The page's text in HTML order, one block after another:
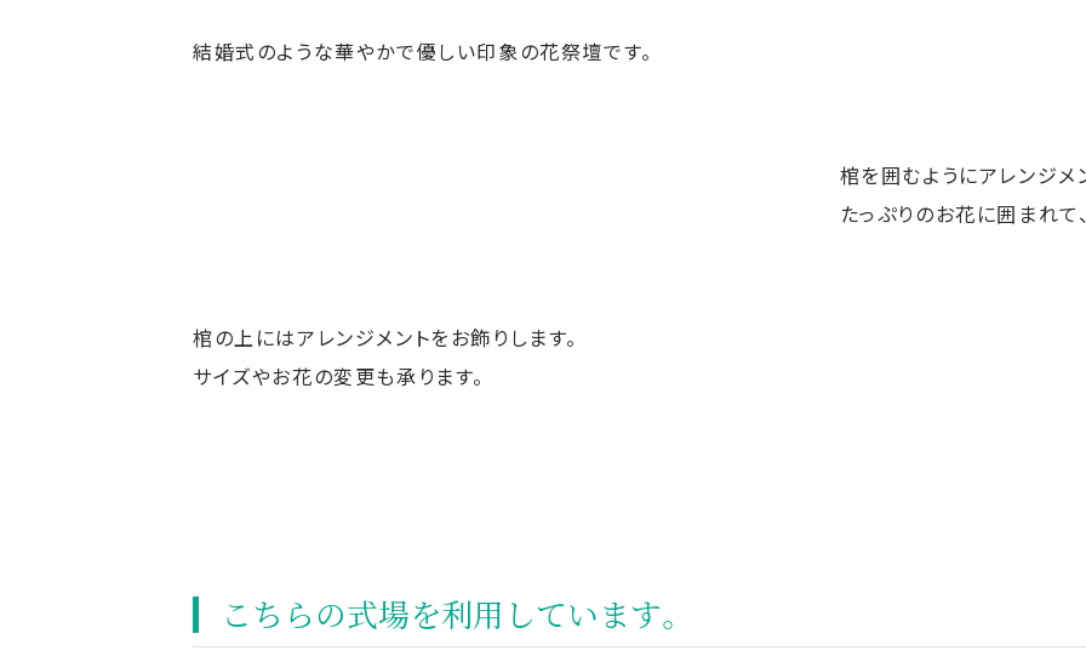
結婚式のような華やかで優しい印象の花祭壇です。
棺を囲むようにアレンジメ
たっぷりのお花に囲まれ
棺の上にはアレンジメントをお飾りします。
サイズやお花の変更も承ります。
こちらの式場を利⽤しています。